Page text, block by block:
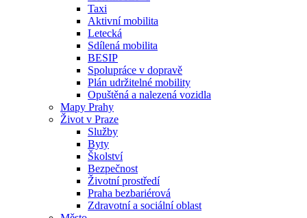
Taxi
Aktivní mobilita
Letecká
Sdílená mobilita
BESIP
Spolupráce v dopravě
Plán udržitelné mobility
Opuštěná a nalezená vozidla
Mapy Prahy
Život v Praze
Služby
Byty
Školství
Bezpečnost
Životní prostředí
Praha bezbariérová
Zdravotní a sociální oblast